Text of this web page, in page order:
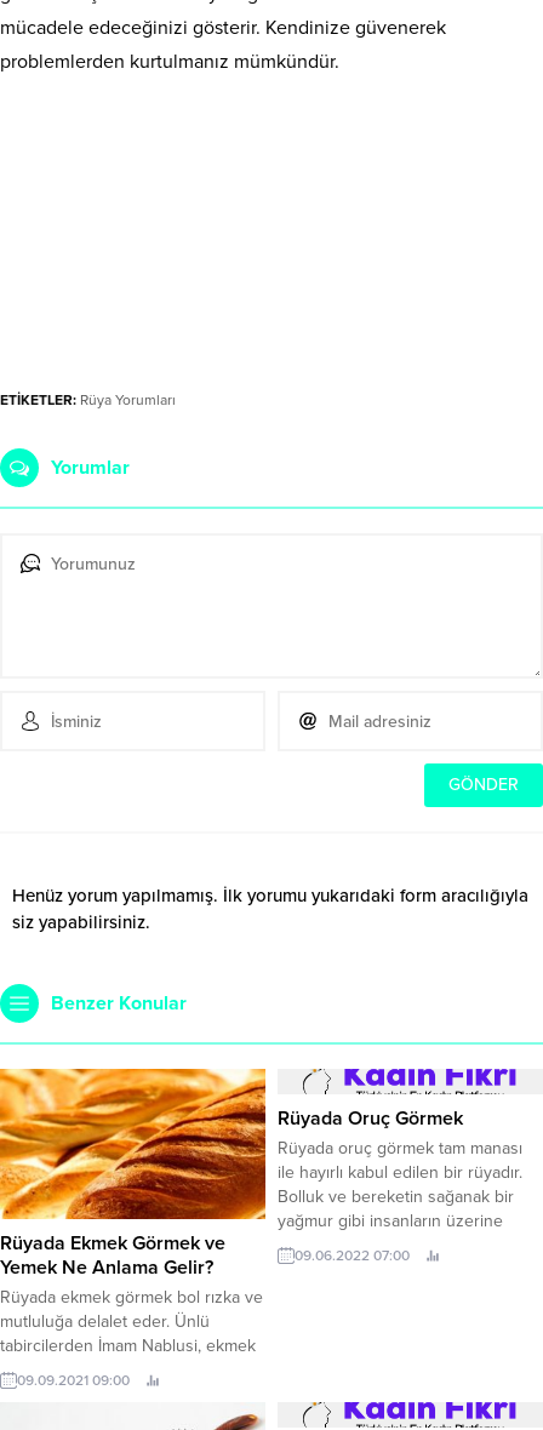
mücadele edeceğinizi gösterir. Kendinize güvenerek
problemlerden kurtulmanız mümkündür.
ETİKETLER: Rüya Yorumları
Yorumlar
Henüz yorum yapılmamış. İlk yorumu yukarıdaki form aracılığıyla
siz yapabilirsiniz.
Benzer Konular
Rüyada Ekmek Görmek ve
Yemek Ne Anlama Gelir?
Rüyada ekmek görmek bol rızka ve
mutluluğa delalet eder. Ünlü
tabircilerden İmam Nablusi, ekmek
görmeye dair iki genel yorumda
bulunmuştur. Imam Nablusi’ye
göre; ekmek beyaz ve tazeyse
09.09.2021 09:00
Rüyada Oruç Görmek
Rüyada oruç görmek tam manası
ile hayırlı kabul edilen bir rüyadır.
Bolluk ve bereketin sağanak bir
yağmur gibi insanların üzerine
yağdığı bu ay, rüyada da hayırlı
şeylere işaret etmektedir. Rüyada
09.06.2022 07:00